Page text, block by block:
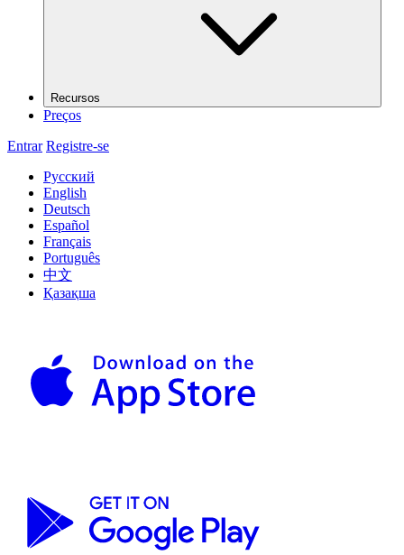
Recursos
Preços
Entrar Registre-se
Русский
English
Deutsch
Español
Français
Português
中文
Қазақша